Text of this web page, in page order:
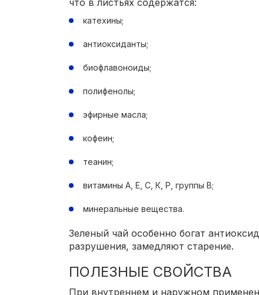
что в листьях содержатся:
катехины;
антиоксиданты;
биофлавоноиды;
полифенолы;
эфирные масла;
кофеин;
теанин;
витамины А, Е, С, К, Р, группы В;
минеральные вещества.
Зеленый чай особенно богат
разрушения, замедляют старение.
ПОЛЕЗНЫЕ СВОЙСТВА
При внутреннем и наружном